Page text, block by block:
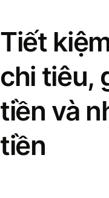
Tiết
chi tiêu,
tiền và
tiền